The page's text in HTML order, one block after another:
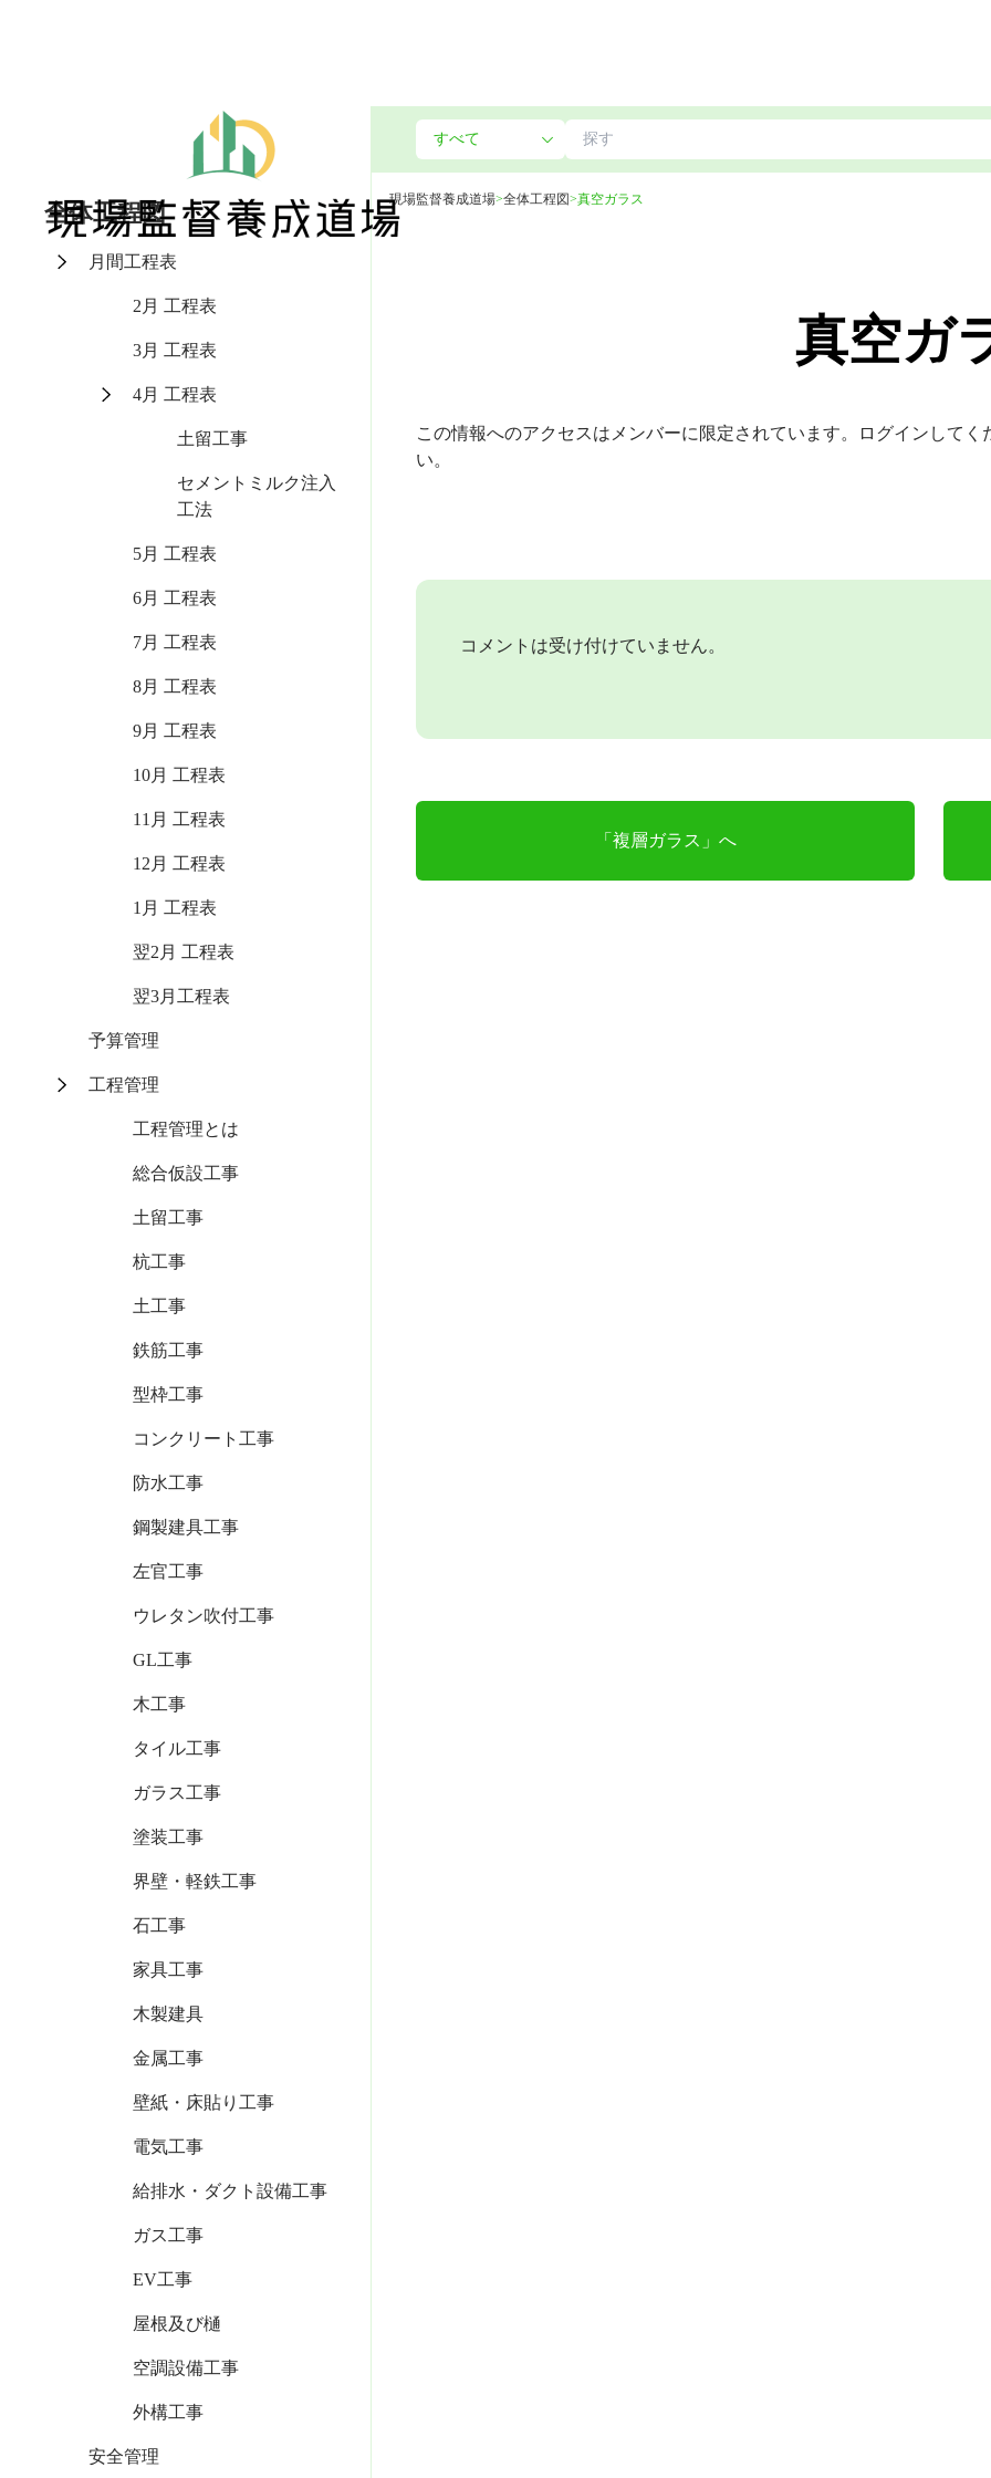
全体工程図
月間工程表
2月 工程表
3月 工程表
4月 工程表
土留工事
セメントミルク注入
工法
5月 工程表
6月 工程表
7月 工程表
8月 工程表
9月 工程表
10月 工程表
11月 工程表
12月 工程表
1月 工程表
翌2月 工程表
翌3月工程表
予算管理
工程管理
工程管理とは
総合仮設工事
土留工事
杭工事
土工事
鉄筋工事
型枠工事
コンクリート工事
防水工事
鋼製建具工事
左官工事
ウレタン吹付工事
GL工事
木工事
タイル工事
ガラス工事
塗装工事
界壁・軽鉄工事
石工事
家具工事
木製建具
金属工事
壁紙・床貼り工事
電気工事
給排水・ダクト設備工事
ガス工事
EV工事
屋根及び樋
空調設備工事
外構工事
安全管理
現場監督養成道場>全体工程図>真空ガラス
真空ガ
この情報へのアクセスはメンバーに限定されています。ログインして
い。
コメントは受け付けていません。
「複層ガラス」へ